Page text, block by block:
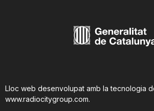
Lloc web desenvolupat amb la tecnologia
www.radiocitygroup.com.